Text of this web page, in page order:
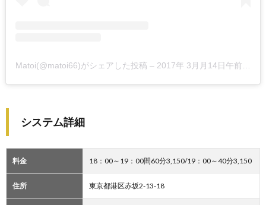
Matoi(@matoi66)がシェアした投稿 – 2017年 3月月14日午前4時39分PDT
システム詳細
料金 18：00～19：00間60分3,150/19：00～40分3,150
住所 東京都港区赤坂2-13-18